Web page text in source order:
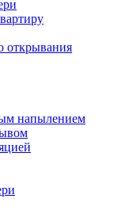
открывания
напылением